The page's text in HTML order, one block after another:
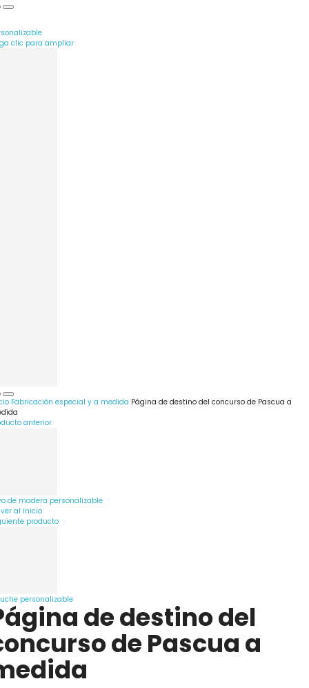
clic para ampliar
Fabricación especial y a medida Página de destino del concurso de Pascua a
anterior
de madera personalizable
al inicio
producto
personalizable
de destino del
de Pascua a